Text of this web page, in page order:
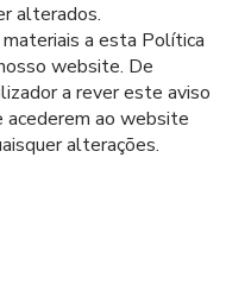
alterados.
a esta Política
website. De
a rever este aviso
acederem ao website
alterações.